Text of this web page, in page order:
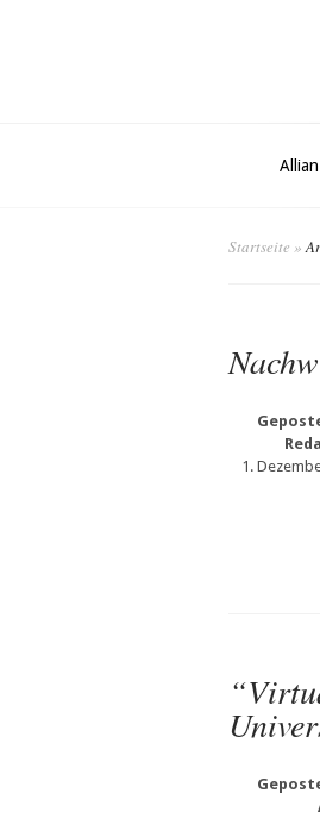
Startseite »
1.